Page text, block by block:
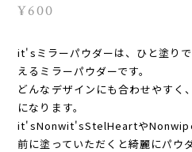
¥600
it'sミラーパウダーは、ひと塗り
えるミラーパウダーです。
どんなデザインにも合わせやすく
になります。
it'sNonwit'sStelHeartや
前に塗っていただくと綺麗にパウ